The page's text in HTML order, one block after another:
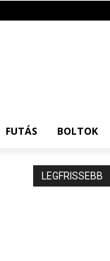
FUTÁS BOLTOK
LEGFRISSEBB